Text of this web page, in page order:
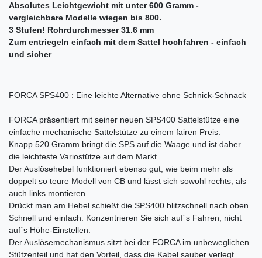
Absolutes Leichtgewicht mit unter 600 Gramm -
vergleichbare Modelle wiegen bis 800.
3 Stufen! Rohrdurchmesser 31.6 mm
Zum entriegeln einfach mit dem Sattel hochfahren - einfach
und sicher
FORCA SPS400 : Eine leichte Alternative ohne Schnick-Schnack
FORCA präsentiert mit seiner neuen SPS400 Sattelstütze eine
einfache mechanische Sattelstütze zu einem fairen Preis.
Knapp 520 Gramm bringt die SPS auf die Waage und ist daher
die leichteste Variostütze auf dem Markt.
Der Auslösehebel funktioniert ebenso gut, wie beim mehr als
doppelt so teure Modell von CB und lässt sich sowohl rechts, als
auch links montieren.
Drückt man am Hebel schießt die SPS400 blitzschnell nach oben.
Schnell und einfach. Konzentrieren Sie sich auf´s Fahren, nicht
auf´s Höhe-Einstellen.
Der Auslösemechanismus sitzt bei der FORCA im unbeweglichen
Stützenteil und hat den Vorteil, dass die Kabel sauber verlegt